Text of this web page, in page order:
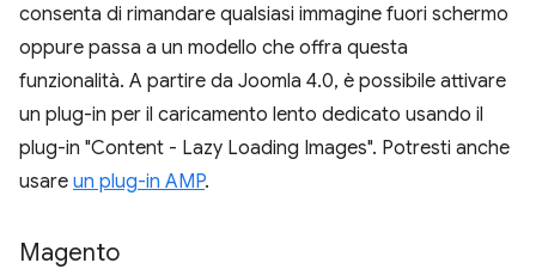
consenta di rimandare qualsiasi immagine fuori schermo
oppure passa a un modello che offra questa
funzionalità. A partire da Joomla 4.0, è possibile attivare
un plug-in per il caricamento lento dedicato usando il
plug-in "Content - Lazy Loading Images". Potresti anche
usare un plug-in AMP.
Magento